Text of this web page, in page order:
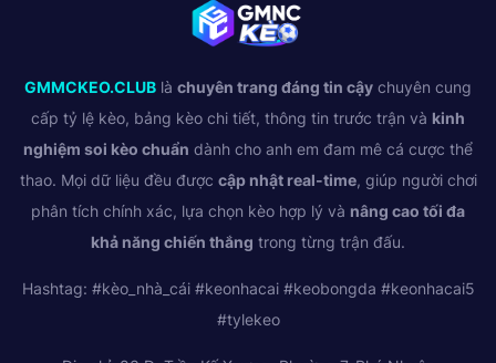
GMMCKEO.CLUB là chuyên trang đáng tin cậy chuyên cung
cấp tỷ lệ kèo, bảng kèo chi tiết, thông tin trước trận và kinh
nghiệm soi kèo chuẩn dành cho anh em đam mê cá cược thể
thao. Mọi dữ liệu đều được cập nhật real-time, giúp người chơi
phân tích chính xác, lựa chọn kèo hợp lý và nâng cao tối đa
khả năng chiến thắng trong từng trận đấu.
Hashtag: #kèo_nhà_cái #keonhacai #keobongda #keonhacai5
#tylekeo